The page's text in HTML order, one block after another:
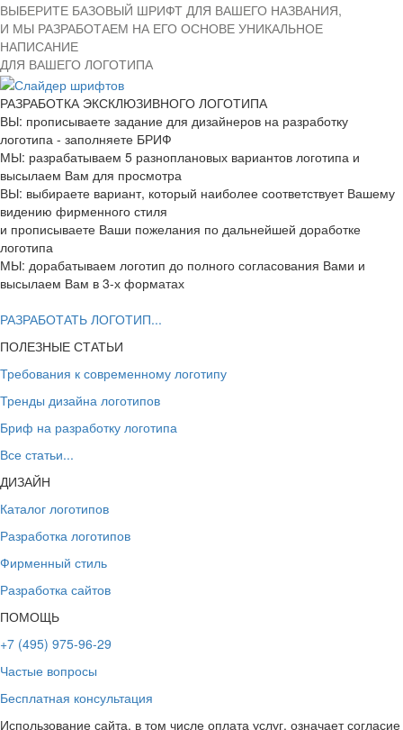
ВЫБЕРИТЕ БАЗОВЫЙ ШРИФТ ДЛЯ ВАШЕГО НАЗВАНИЯ,
И МЫ РАЗРАБОТАЕМ НА ЕГО ОСНОВЕ УНИКАЛЬНОЕ
НАПИСАНИЕ
ДЛЯ ВАШЕГО ЛОГОТИПА
РАЗРАБОТКА ЭКСКЛЮЗИВНОГО ЛОГОТИПА
ВЫ: прописываете задание для дизайнеров на разработку
логотипа - заполняете БРИФ
МЫ: разрабатываем 5 разноплановых вариантов логотипа и
высылаем Вам для просмотра
ВЫ: выбираете вариант, который наиболее соответствует Вашему
видению фирменного стиля
и прописываете Ваши пожелания по дальнейшей доработке
логотипа
МЫ: дорабатываем логотип до полного согласования Вами и
высылаем Вам в 3-х форматах
РАЗРАБОТАТЬ ЛОГОТИП...
ПОЛЕЗНЫЕ СТАТЬИ
Требования к современному логотипу
Тренды дизайна логотипов
Бриф на разработку логотипа
Все статьи...
ДИЗАЙН
Каталог логотипов
Разработка логотипов
Фирменный стиль
Разработка сайтов
ПОМОЩЬ
+7 (495) 975-96-29
Частые вопросы
Бесплатная консультация
Использование сайта, в том числе оплата услуг, означает согласие